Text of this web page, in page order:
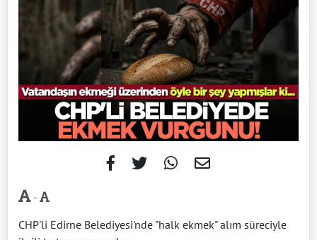
-
CHP'li Edirne Belediyesi'nde "halk ekmek" alım süreciyle